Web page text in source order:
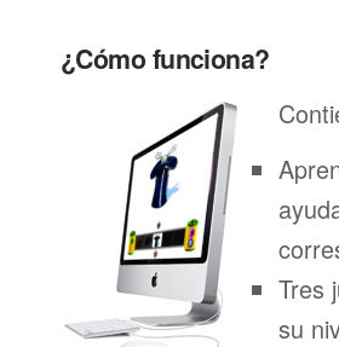
¿Cómo funciona?
Tres
su